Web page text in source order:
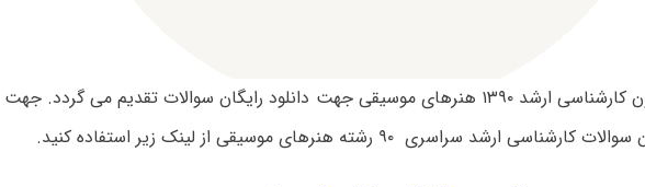
سوالات آزمون کارشناسی ارشد ۱۳۹۰ هنرهای موسیقی جهت دانلود رایگان سوالات تقدیم می گردد. جهت
ارشد سراسری ۹۰ رشته هنرهای موسیقی از لینک زیر استفاده کنید.